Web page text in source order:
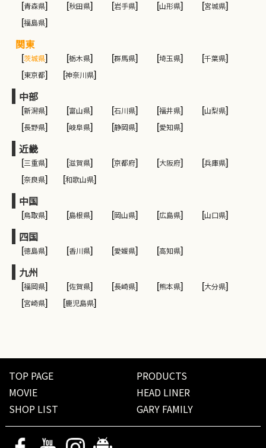
[青森県] [秋田県] [岩手県] [山形県] [宮城県]
[福島県]
関東
[茨城県] [栃木県] [群馬県] [埼玉県] [千葉県]
[東京都] [神奈川県]
中部
[新潟県] [富山県] [石川県] [福井県] [山梨県]
[長野県] [岐阜県] [静岡県] [愛知県]
近畿
[三重県] [滋賀県] [京都府] [大阪府] [兵庫県]
[奈良県] [和歌山県]
中国
[鳥取県] [島根県] [岡山県] [広島県] [山口県]
四国
[徳島県] [香川県] [愛媛県] [高知県]
九州
[福岡県] [佐賀県] [長崎県] [熊本県] [大分県]
[宮崎県] [鹿児島県]
TOP PAGE
PRODUCTS
MOVIE
HEAD LINER
SHOP LIST
GARY FAMILY